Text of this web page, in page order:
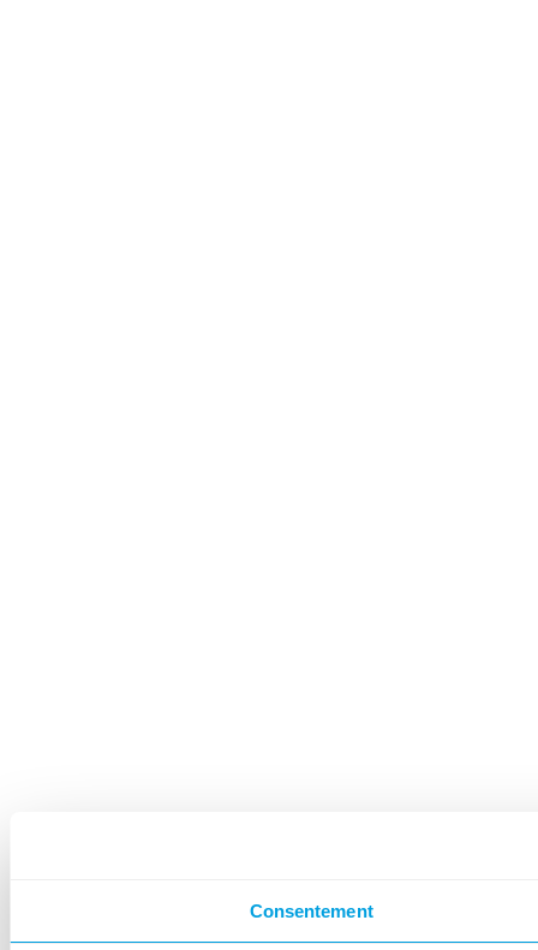
Consentement